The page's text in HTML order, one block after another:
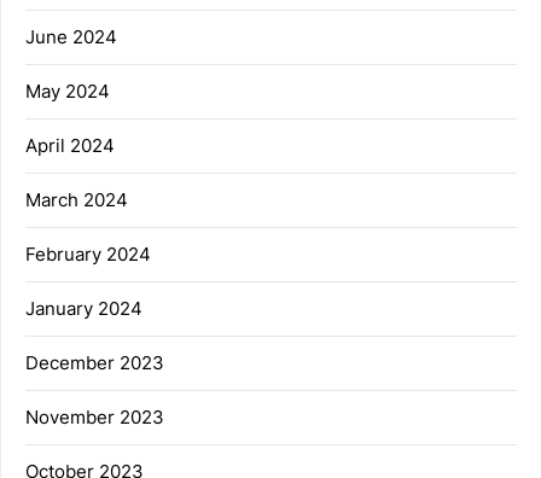
June 2024
May 2024
April 2024
March 2024
February 2024
January 2024
December 2023
November 2023
October 2023